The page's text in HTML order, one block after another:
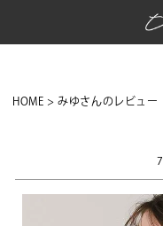
HOME みゆさんのレビュー
7